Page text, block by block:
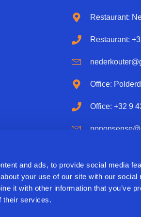
and ads, to provide social media
your use of our site with our social
it with other information that you’ve
their services.
Restaurant:
Restaurant:
Office:
Office: +32 9
Delifresh BE